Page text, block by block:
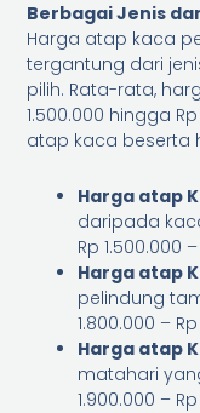
Berbagai Jenis
Harga atap kaca
tergantung dari
pilih. Rata-rata,
1.500.000 hingga
atap kaca beserta
Harga atap
daripada
Rp 1.500.000
Harga atap
pelindung
1.800.000 –
Harga atap
matahari
1.900.000 –